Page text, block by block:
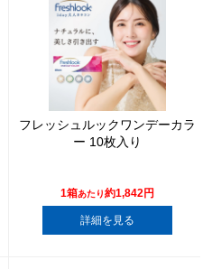
フレッシュルックワンデーカラ
ー 10枚入り
1箱あたり約1,842円
詳細を見る